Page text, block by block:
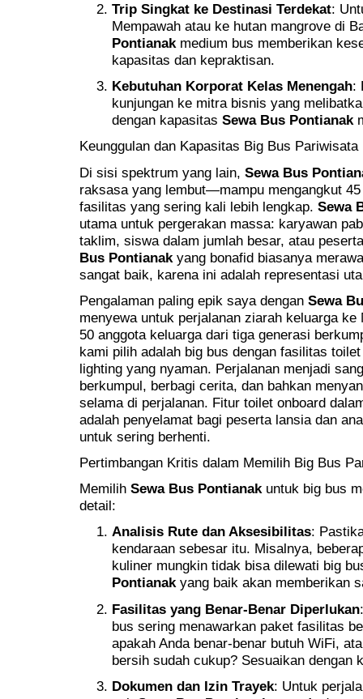
Trip Singkat ke Destinasi Terdekat:
Mempawah atau ke hutan mangrove di
Pontianakmedium bus memberikan
kapasitas dan kepraktisan.
Kebutuhan Korporat Kelas Menengah:
kunjungan ke mitra bisnis yang
dengan kapasitas Sewa Bus Pontianak
Keunggulan dan Kapasitas Big Bus Pariwisata
Di sisi spektrum yang lain, Sewa Bus
raksasa yang lembut—mampu mengangkut
fasilitas yang sering kali lebih lengkap. Sewa
utama untuk pergerakan massa: karyawan
taklim, siswa dalam jumlah besar, atau
Bus Pontianak yang bonafid biasanya
sangat baik, karena ini adalah representasi
Pengalaman paling epik saya dengan Sewa
menyewa untuk perjalanan ziarah keluarga
50 anggota keluarga dari tiga generasi
kami pilih adalah big bus dengan fasilitas
lighting yang nyaman. Perjalanan menjadi
berkumpul, berbagi cerita, dan bahkan
selama di perjalanan. Fitur toilet onboard
adalah penyelamat bagi peserta lansia dan
untuk sering berhenti.
Pertimbangan Kritis dalam Memilih Big Bus
Memilih Sewa Bus Pontianakuntuk big bus
detail:
Analisis Rute dan Aksesibilitas:
kendaraan sebesar itu. Misalnya,
kuliner mungkin tidak bisa dilewati big
Pontianakyang baik akan memberikan
Fasilitas yang Benar-Benar Diperlukan
bus sering menawarkan paket fasilitas
apakah Anda benar-benar butuh WiFi,
bersih sudah cukup? Sesuaikan dengan
Dokumen dan Izin Trayek: Untuk